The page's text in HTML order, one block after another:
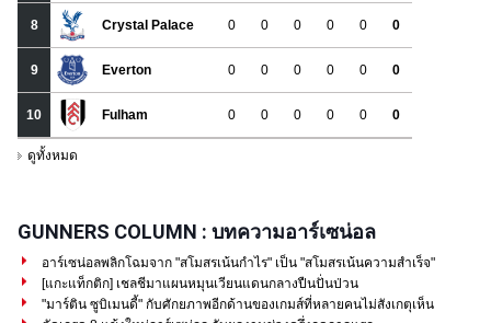
GUNNERS COLUMN : บทความอาร์เซน่อล
อาร์เซน่อลพลิกโฉมจาก "สโมสรเน้นกำไร" เป็น "สโมสรเน้นความสำเร็จ"
[แกะแท็กติก] เชลชีมาแผนหมุนเวียนแดนกลางปืนปั่นป่วน
"มาร์ติน ซูบิเมนดี้" กับศักยภาพอีกด้านของเกมส์ที่หลายคนไม่สังเกตุเห็น